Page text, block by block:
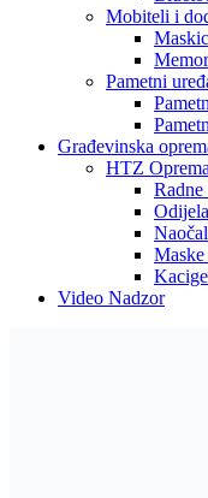
Mobiteli i
Pametni
Građevinska
HTZ Oprema
Radne
Video Nadzor